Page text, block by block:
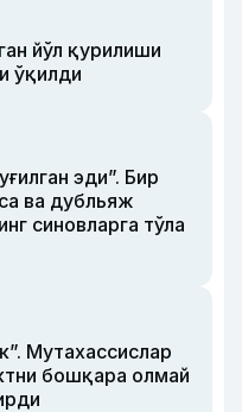
йўл қурилиши
ўқилди
эди”. Бир
ва дубльяж
синовларга тўла
Мутахассислар
бошқара олмай